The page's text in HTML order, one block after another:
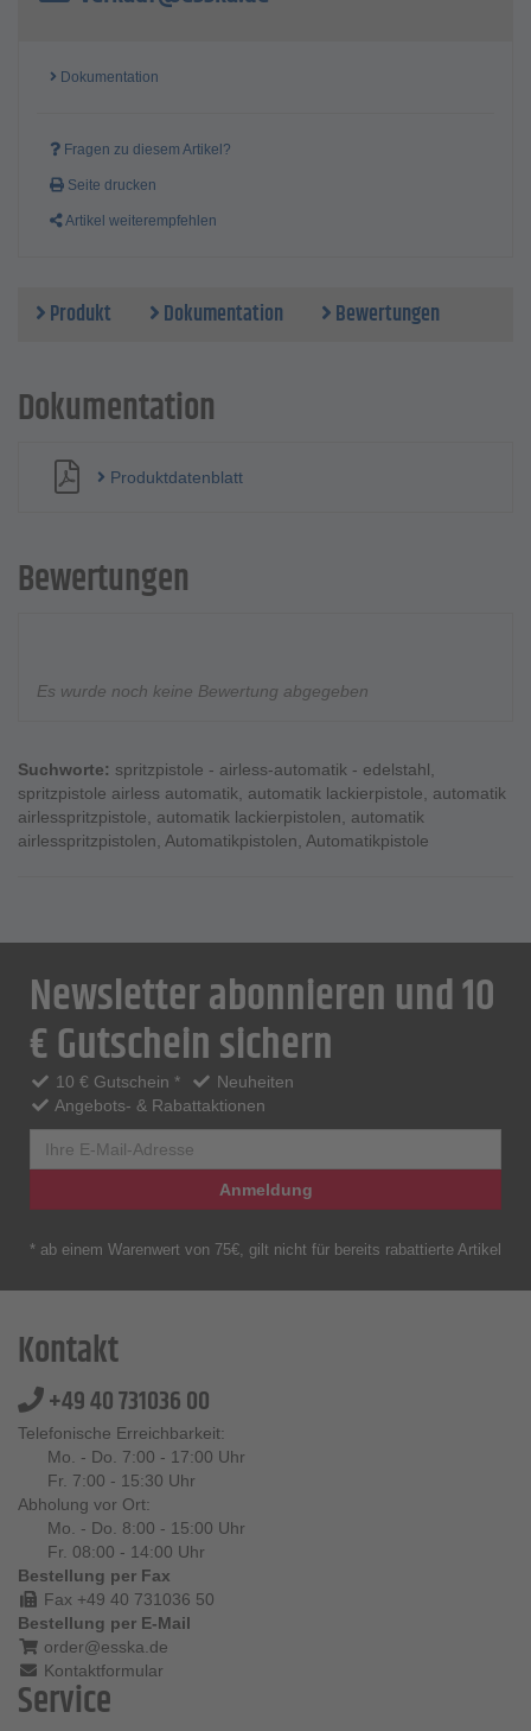
Dokumentation
Fragen zu diesem Artikel?
Seite drucken
Artikel weiterempfehlen
Produkt Dokumentation Bewertungen
Dokumentation
Produktdatenblatt
Bewertungen
Es wurde noch keine Bewertung abgegeben
Suchworte: spritzpistole - airless-automatik - edelstahl,
spritzpistole airless automatik, automatik lackierpistole, automatik
airlesspritzpistole, automatik lackierpistolen, automatik
airlesspritzpistolen, Automatikpistolen, Automatikpistole
Newsletter abonnieren und 10
€ Gutschein sichern
10 € Gutschein *
Neuheiten
Angebots- & Rabattaktionen
Anmeldung
* ab einem Warenwert von 75€, gilt nicht für bereits rabattierte Artikel
Kontakt
+49 40 731036 00
Telefonische Erreichbarkeit:
Mo. - Do. 7:00 - 17:00 Uhr
Fr. 7:00 - 15:30 Uhr
Abholung vor Ort:
Mo. - Do. 8:00 - 15:00 Uhr
Fr. 08:00 - 14:00 Uhr
Bestellung per Fax
Fax +49 40 731036 50
Bestellung per E-Mail
order@esska.de
Kontaktformular
Service